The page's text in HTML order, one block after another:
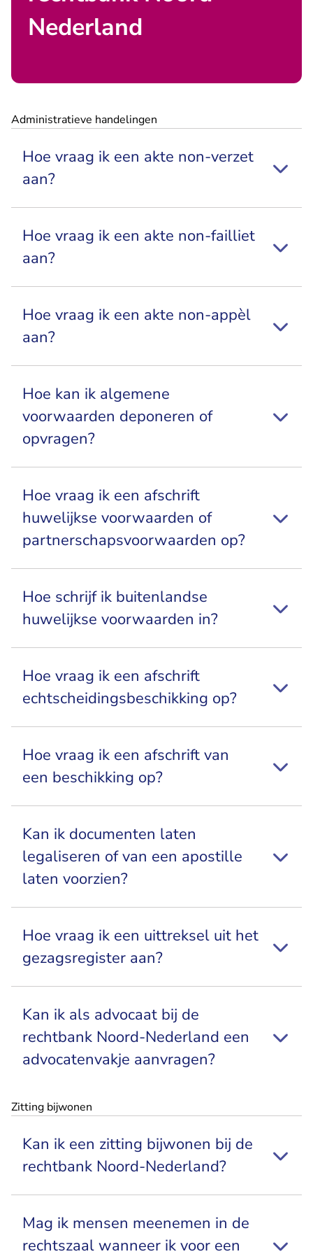
Nederland
Administratieve handelingen
Hoe vraag ik een akte non-verzet
aan?
Hoe vraag ik een akte non-failliet
aan?
Hoe vraag ik een akte non-appèl
aan?
Hoe kan ik algemene
voorwaarden deponeren of
opvragen?
Hoe vraag ik een afschrift
huwelijkse voorwaarden of
partnerschapsvoorwaarden op?
Hoe schrijf ik buitenlandse
huwelijkse voorwaarden in?
Hoe vraag ik een afschrift
echtscheidingsbeschikking op?
Hoe vraag ik een afschrift van
een beschikking op?
Kan ik documenten laten
legaliseren of van een apostille
laten voorzien?
Hoe vraag ik een uittreksel uit het
gezagsregister aan?
Kan ik als advocaat bij de
rechtbank Noord-Nederland een
advocatenvakje aanvragen?
Zitting bijwonen
Kan ik een zitting bijwonen bij de
rechtbank Noord-Nederland?
Mag ik mensen meenemen in de
rechtszaal wanneer ik voor een